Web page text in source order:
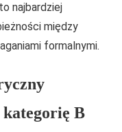
najbardziej
między
formalnymi.
kategorię B